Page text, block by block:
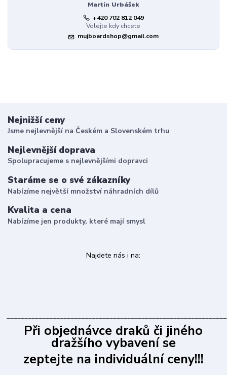
Martin Urbášek
+420 702 812 049
Volejte kdy chcete
mujboardshop@gmail.com
Nejnižší ceny
Jsme nejlevnější na Českém a Slovenském trhu
Nejlevnější doprava
Spolupracujeme s nejlevnějšími dopravci
Staráme se o své zákazníky
Nabízíme největší množství náhradních dílů
Kvalita a cena
Nabízíme jen produkty, které mají smysl
Najdete nás i na:
Při objednávce draků či jiného
dražšího vybavení se
zeptejte na individuální ceny!!!